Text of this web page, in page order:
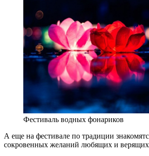
Фестиваль водных фонариков
А еще на фестивале по традиции
сокровенных желаний любящих и верящих